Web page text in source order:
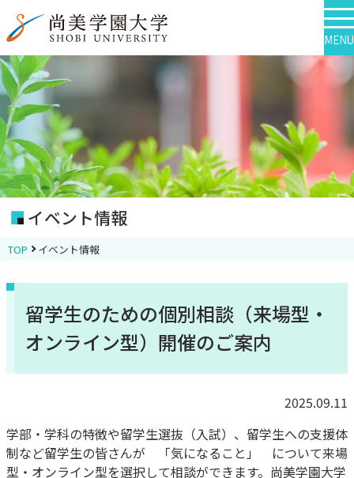
MENU
イベント情報
TOP イベント情報
留学生のための個別相談（来場型・
オンライン型）開催のご案内
2025.09.11
学部・学科の特徴や留学生選抜（入試）、留学生への支援体
制など留学生の皆さんが 「気になること」 について来場
型・オンライン型を選択して相談ができます。尚美学園大学